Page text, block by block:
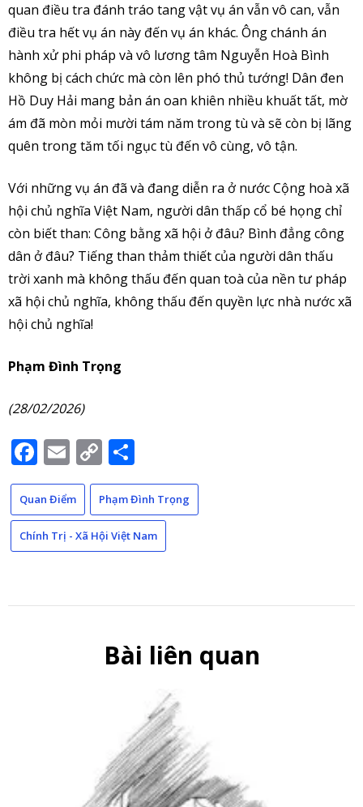
quan điều tra đánh tráo tang vật vụ án vẫn vô can, vẫn
điều tra hết vụ án này đến vụ án khác. Ông chánh án
hành xử phi pháp và vô lương tâm Nguyễn Hoà Bình
không bị cách chức mà còn lên phó thủ tướng! Dân đen
Hồ Duy Hải mang bản án oan khiên nhiều khuất tất, mờ
ám đã mòn mỏi mười tám năm trong tù và sẽ còn bị lãng
quên trong tăm tối ngục tù đến vô cùng, vô tận.
Với những vụ án đã và đang diễn ra ở nước Cộng hoà xã
hội chủ nghĩa Việt Nam, người dân thấp cổ bé họng chỉ
còn biết than: Công bằng xã hội ở đâu? Bình đẳng công
dân ở đâu? Tiếng than thảm thiết của người dân thấu
trời xanh mà không thấu đến quan toà của nền tư pháp
xã hội chủ nghĩa, không thấu đến quyền lực nhà nước xã
hội chủ nghĩa!
Phạm Đình Trọng
(28/02/2026)
Facebook
Email
Copy
Link
Quan Điểm Phạm Đình Trọng
Chính Trị - Xã Hội Việt Nam
Bài liên quan